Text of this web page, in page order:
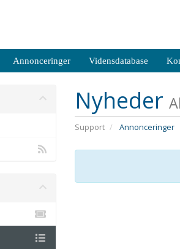
Annonceringer Vidensdatabase
Nyheder
Support Annonceringer